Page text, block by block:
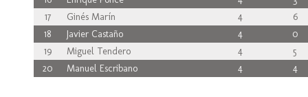
17
Ginés Marín 4
6
18
Javier Castaño 4
0
19
Miguel Tendero 4
5
20
Manuel Escribano 4 4